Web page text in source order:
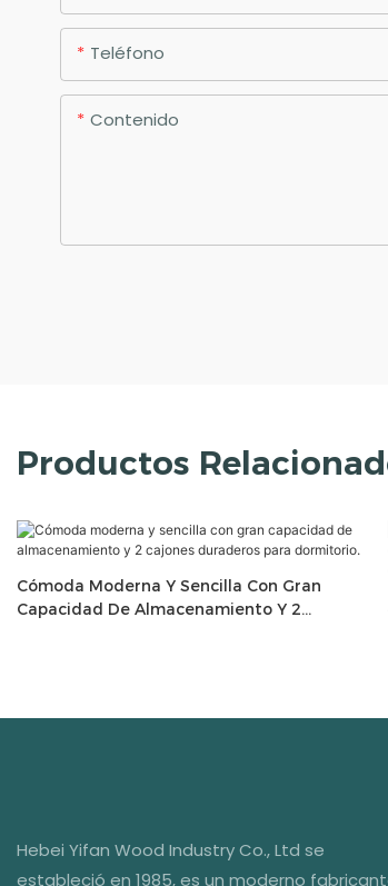
Teléfono
Contenido
Productos
Cómoda Moderna Y Sencilla Con Gran
Capacidad De Almacenamiento Y 2
Hebei Yifan Wood Industry Co., Ltd se
estableció en 1985, es un moderno